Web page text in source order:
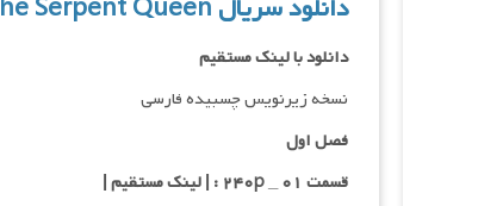
دانلود سریال The Serpent Queen
دانلود با لینک مستقیم
نسخه زیرنویس چسبیده فارسی
فصل اول
قسمت ۰۱ _ ۲۴۰p : | لینک مستقیم |